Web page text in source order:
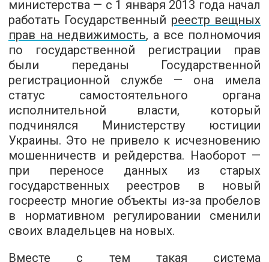
министерства — с 1 января 2013 года начал
работать Государственный реестр вещных
прав на недвижимость, а все полномочия
по государственной регистрации прав
были переданы Государственной
регистрационной службе — она имела
статус самостоятельного органа
исполнительной власти, который
подчинялся Министерству юстиции
Украины. Это не привело к исчезновению
мошенничеств и рейдерства. Наоборот —
при переносе данных из старых
государственных реестров в новый
госреестр многие объекты из-за пробелов
в нормативном регулировании сменили
своих владельцев на новых.
Вместе с тем такая система